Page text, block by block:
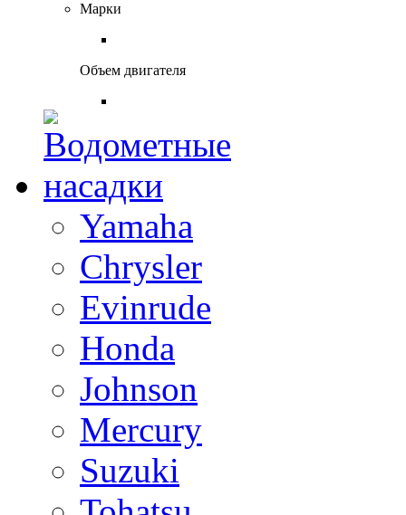
Марки
Объем двигателя
Yamaha
Chrysler
Evinrude
Honda
Johnson
Mercury
Suzuki